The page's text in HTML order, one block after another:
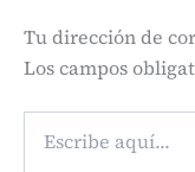
Tu dirección de
Los campos
aquí...